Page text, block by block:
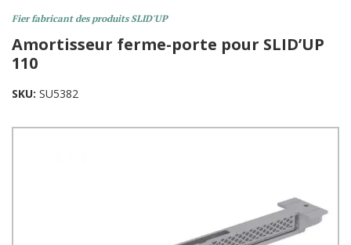
Fier fabricant des produits SLID'UP
Amortisseur ferme-porte pour SLID’UP
110
SKU: SU5382